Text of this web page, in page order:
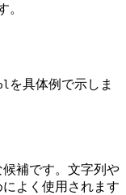
。
を具体例で示しま
補です。文字列や
よく使用されます